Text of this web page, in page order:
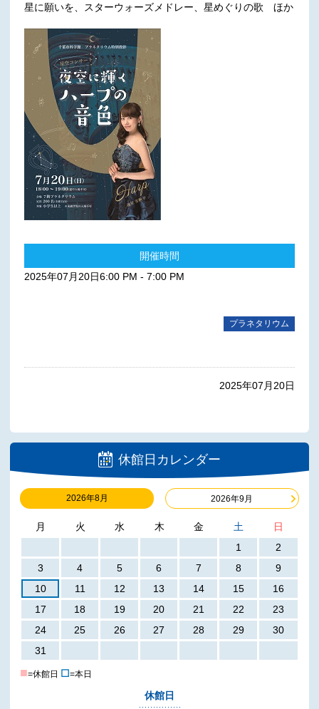
休館日カレンダー
2026年8月 2026年9月
月 火 水 木 金 土
日
1
2
3
4 5 6 7 8
9
10
11 12 13 14 15
16
17
18 19 20 21 22
23
24
25 26 27 28 29
30
31
■=休館日 ☐=本日
休館日
星に願いを、スターウォーズメドレー、星めぐりの歌 ほか
開催時間
2025年07月20日6:00 PM - 7:00 PM
プラネタリウム
2025年07月20日